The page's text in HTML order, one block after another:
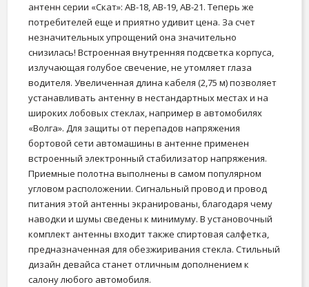
антенн серии «Скат»: АВ-18, АВ-19, АВ-21. Теперь же
потребителей еще и приятно удивит цена. За счет
незначительных упрощений она значительно
снизилась! Встроенная внутренняя подсветка корпуса,
излучающая голубое свечение, не утомляет глаза
водителя. Увеличенная длина кабеля (2,75 м) позволяет
устанавливать антенну в нестандартных местах и на
широких лобовых стеклах, например в автомобилях
«Волга». Для защиты от перепадов напряжения
бортовой сети автомашины в антенне применен
встроенный электронный стабилизатор напряжения.
Приемные полотна выполнены в самом популярном
угловом расположении. Сигнальный провод и провод
питания этой антенны экранированы, благодаря чему
наводки и шумы сведены к минимуму. В установочный
комплект антенны входит также спиртовая салфетка,
предназначенная для обезжиривания стекла. Стильный
дизайн девайса станет отличным дополнением к
салону любого автомобиля.